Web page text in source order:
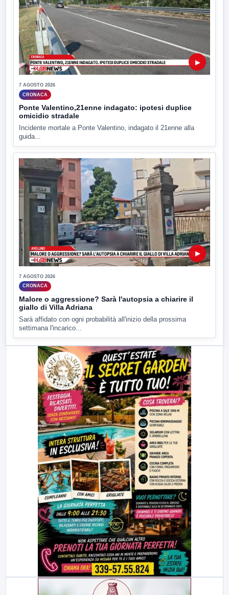
▶
7 AGOSTO 2026
CRONACA
Ponte Valentino,21enne indagato: ipotesi duplice
omicidio stradale
Incidente mortale a Ponte Valentino, indagato il 21enne alla
guida...
▶
7 AGOSTO 2026
CRONACA
Malore o aggressione? Sarà l'autopsia a chiarire il
giallo di Villa Adriana
Sarà affidato con ogni probabilità all'inizio della prossima
settimana l'incarico...